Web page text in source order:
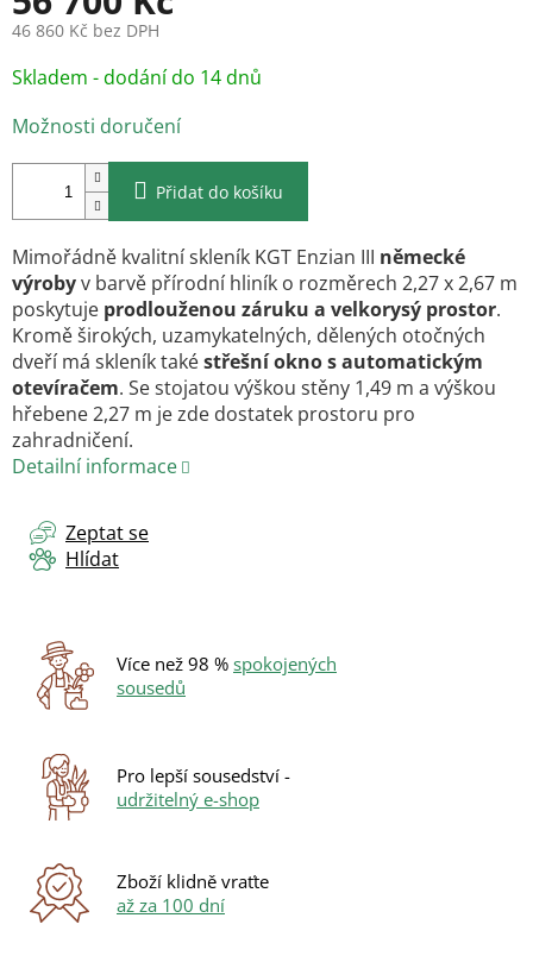
46 860 Kč bez DPH
Měrná
cena:
Skladem - dodání do 14 dnů
Možnosti doručení
Přidat do košíku
Mimořádně kvalitní skleník KGT Enzian III německé
výrobyv barvě přírodní hliník o rozměrech 2,27 x 2,67 m
poskytuje prodlouženou záruku a velkorysý prostor.
Kromě širokých, uzamykatelných, dělených otočných
dveří má skleník takéstřešní okno s automatickým
otevíračem. Se stojatou výškou stěny 1,49 m a výškou
hřebene 2,27 m je zde dostatek prostoru pro
zahradničení.
Detailní informace
Zeptat se
Hlídat
Více než 98 % spokojených
sousedů
Pro lepší sousedství -
udržitelný e-shop
Zboží klidně vraťte
až za 100 dní